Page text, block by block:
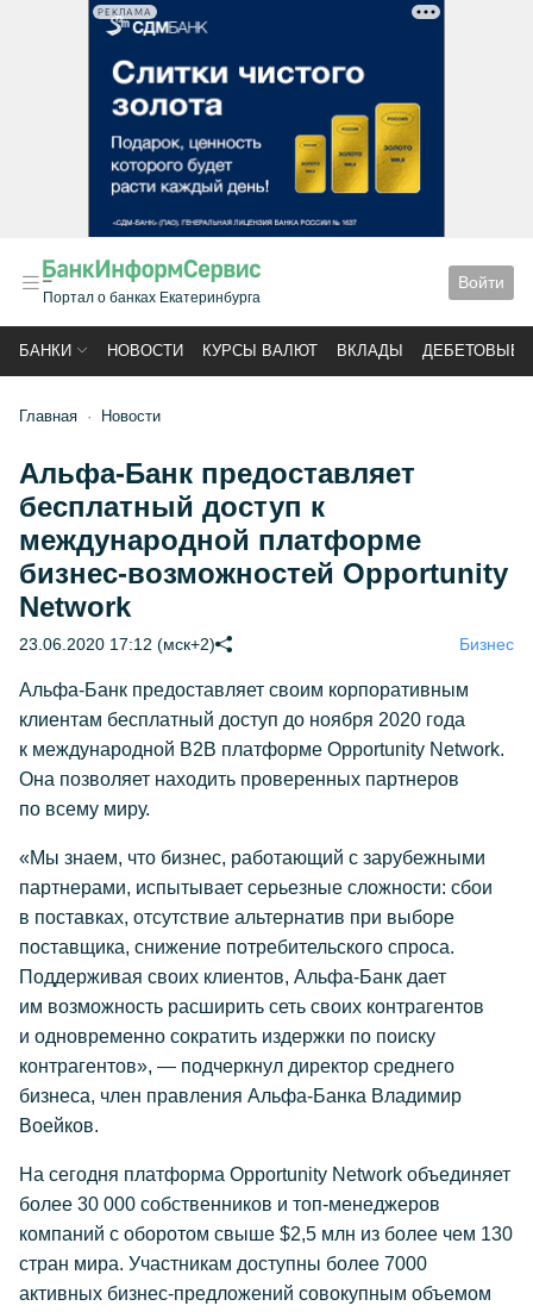
РЕКЛАМА
Портал о банках Екатеринбурга
Войти
БАНКИ НОВОСТИ КУРСЫ ВАЛЮТ ВКЛАДЫ ДЕБЕТОВЫЕ
Главная Новости
Альфа-Банк предоставляет
бесплатный доступ к
международной платформе
бизнес-возможностей Opportunity
Network
23.06.2020 17:12 (мск+2) Бизнес
Альфа-Банк предоставляет своим корпоративным
клиентам бесплатный доступ до ноября 2020 года
к международной B2B платформе Opportunity Network.
Она позволяет находить проверенных партнеров
по всему миру.
«Мы знаем, что бизнес, работающий с зарубежными
партнерами, испытывает серьезные сложности: сбои
в поставках, отсутствие альтернатив при выборе
поставщика, снижение потребительского спроса.
Поддерживая своих клиентов, Альфа-Банк дает
им возможность расширить сеть своих контрагентов
и одновременно сократить издержки по поиску
контрагентов», — подчеркнул директор среднего
бизнеса, член правления Альфа-Банка Владимир
Воейков.
На сегодня платформа Opportunity Network объединяет
более 30 000 собственников и топ-менеджеров
компаний с оборотом свыше $2,5 млн из более чем 130
стран мира. Участникам доступны более 7000
активных бизнес-предложений совокупным объемом